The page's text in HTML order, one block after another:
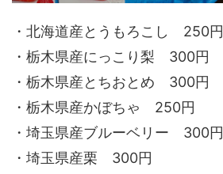
・北海道産とうもろこし 250円
・栃木県産にっこり梨 300円
・栃木県産とちおとめ 300円
・栃木県産かぼちゃ 250円
・埼玉県産ブルーベリー 300円
・埼玉県産栗 300円